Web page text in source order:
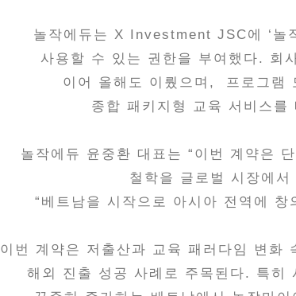
놀작에듀는 X Investment JSC에 ‘
사용할 수 있는 권한을 부여했다. 회
이어 올해도 이뤘으며, 프로그램
종합 패키지형 교육 서비스
놀작에듀 윤중환 대표는 “이번 계약은
철학을 글로벌 시장에
“베트남을 시작으로 아시아 전역에
이번 계약은 저출산과 교육 패러다임 변화
해외 진출 성공 사례로 주목된다. 특히